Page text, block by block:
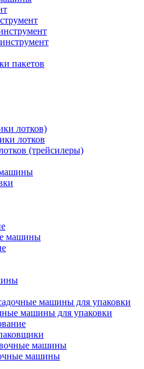
пакетов
лотков)
лотков
(трейсилеры)
машины
машины
машины для упаковки
машины для упаковки
машины
машины